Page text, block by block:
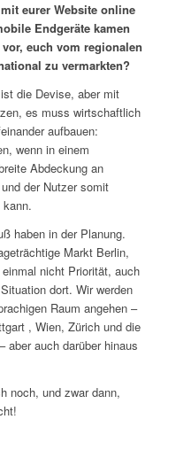
eurer Website online
Endgeräte kamen
euch vom regionalen
zu vermarkten?
die Devise, aber mit
es muss wirtschaftlich
aufbauen:
wenn in einem
Abdeckung an
der Nutzer somit
haben in der Planung.
Markt Berlin,
nicht Priorität, auch
dort. Wir werden
Raum angehen –
, Wien, Zürich und die
aber auch darüber hinaus
noch, und zwar dann,